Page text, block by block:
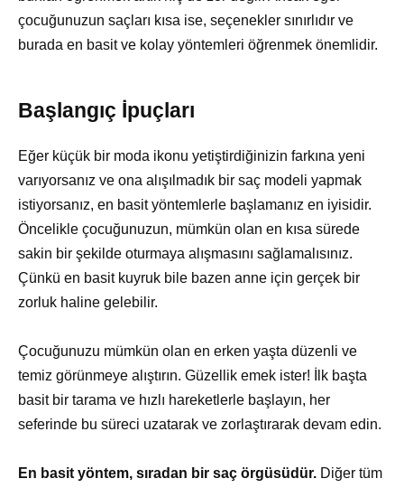
çocuğunuzun saçları kısa ise, seçenekler sınırlıdır ve
burada en basit ve kolay yöntemleri öğrenmek önemlidir.
Başlangıç İpuçları
Eğer küçük bir moda ikonu yetiştirdiğinizin farkına yeni
varıyorsanız ve ona alışılmadık bir saç modeli yapmak
istiyorsanız, en basit yöntemlerle başlamanız en iyisidir.
Öncelikle çocuğunuzun, mümkün olan en kısa sürede
sakin bir şekilde oturmaya alışmasını sağlamalısınız.
Çünkü en basit kuyruk bile bazen anne için gerçek bir
zorluk haline gelebilir.
Çocuğunuzu mümkün olan en erken yaşta düzenli ve
temiz görünmeye alıştırın. Güzellik emek ister! İlk başta
basit bir tarama ve hızlı hareketlerle başlayın, her
seferinde bu süreci uzatarak ve zorlaştırarak devam edin.
En basit yöntem, sıradan bir saç örgüsüdür. Diğer tüm